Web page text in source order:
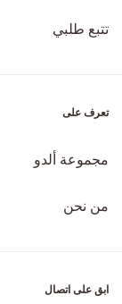
تتبع طلبي
تعرف على
مجموعة ألدو
من نحن
ابق على اتصال